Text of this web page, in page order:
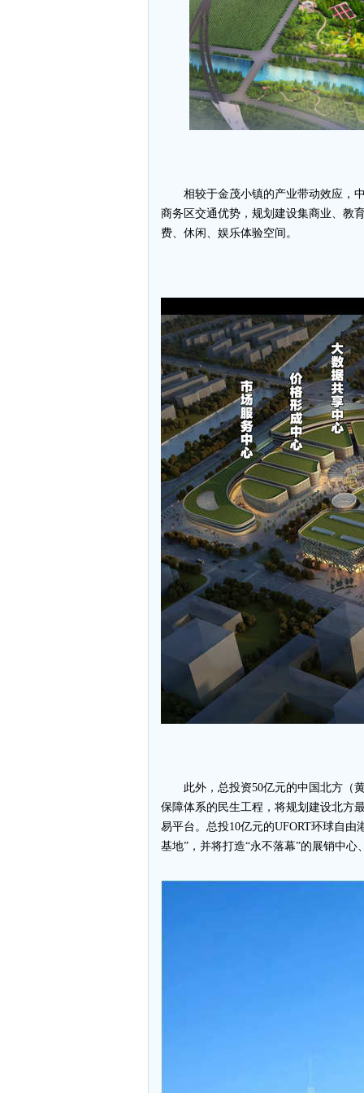
相较于金茂小镇的产业带动效应，
商务区交通优势，规划建设集商业、教
费、休闲、娱乐体验空间。
此外，总投资50亿元的中国北方（
保障体系的民生工程，将规划建设北方
易平台。总投10亿元的UFORT环球自
基地”，并将打造“永不落幕”的展销中